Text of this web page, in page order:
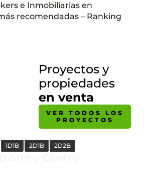
e Inmobiliarias en
recomendadas – Ranking
Proyectos y
propiedades
en venta
VER TODOS LOS
PROYECTOS
1D1B 2D1B 2D2B